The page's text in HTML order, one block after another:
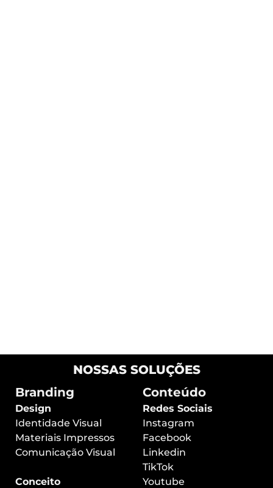
NOSSAS SOLUÇÕES
Branding
Design
Identidade Visual
Materiais Impressos
Comunicação Visual
Conceito
Conteúdo
Redes Sociais
Instagram
Facebook
Linkedin
TikTok
Youtube